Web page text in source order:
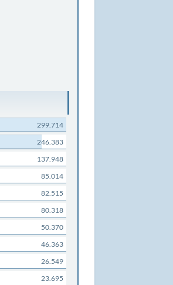
299.714
246.383
137.948
85.014
82.515
80.318
50.370
46.363
26.549
23.695